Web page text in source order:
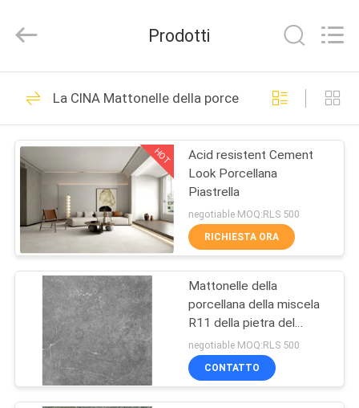
CASA.
PRODOTTI
VIDEO
DI
NOI
VISITA
ALLA
FABBRICA
CERAMICS
CO.,LTD..
Reserved.
gres porcellanato
smaltato
475
Mattonelle di pietra
della porcellana di
sguardo
39
Prodotti
La CINA Mattonelle della porcellana di sguardo
HOT
Acid resistent Cement
Look Porcellana
Piastrella
negotiable MOQ:RLS 500
RICHIESTA ORA
Mattonelle della
porcellana della miscela
R11 della pietra del
cemento di meno poi
0,05% assorbimenti di
acqua
negotiable MOQ:RLS 500
CONTATTO